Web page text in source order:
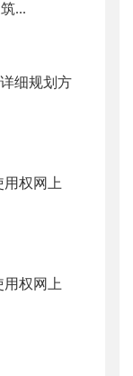
...
细规划方
权网上
权网上